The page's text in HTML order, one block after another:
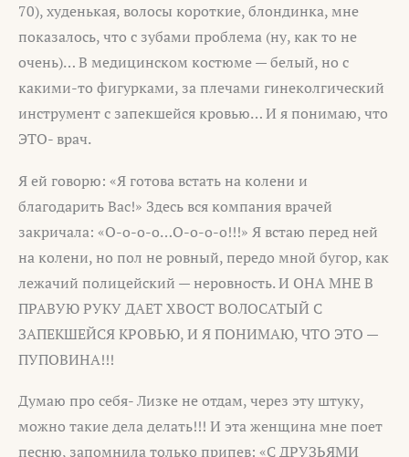
70), худенькая, волосы короткие, блондинка, мне
показалось, что с зубами проблема (ну, как то не
очень)… В медицинском костюме — белый, но с
какими-то фигурками, за плечами гинеколгический
инструмент с запекшейся кровью… И я понимаю, что
ЭТО- врач.
Я ей говорю: «Я готова встать на колени и
благодарить Вас!» Здесь вся компания врачей
закричала: «О-о-о-о…О-о-о-о!!!» Я встаю перед ней
на колени, но пол не ровный, передо мной бугор, как
лежачий полицейский — неровность. И ОНА МНЕ В
ПРАВУЮ РУКУ ДАЕТ ХВОСТ ВОЛОСАТЫЙ С
ЗАПЕКШЕЙСЯ КРОВЬЮ, И Я ПОНИМАЮ, ЧТО ЭТО —
ПУПОВИНА!!!
Думаю про себя- Лизке не отдам, через эту штуку,
можно такие дела делать!!! И эта женщина мне поет
песню, запомнила только припев: «С ДРУЗЬЯМИ